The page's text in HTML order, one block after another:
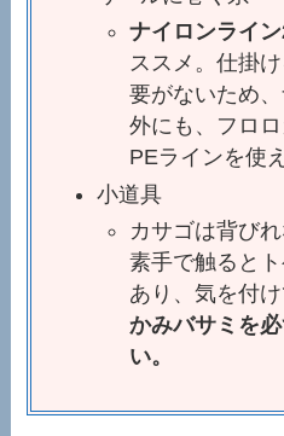
ナイロンライ
ススメ。仕掛
要がないため
外にも、フロロ
PEラインを使
小道具
カサゴは背び
素手で触ると
あり、気を付
かみバサミを
い。